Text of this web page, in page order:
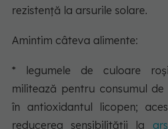
rezistență la arsurile solare.
Amintim câteva alimente:
* legumele de culoare
militează pentru consumul
în antioxidantul licopen;
reducerea sensibilității la